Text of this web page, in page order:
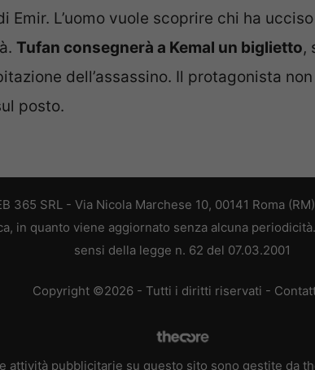
L’uomo vuole scoprire chi ha ucciso
Tufan consegnerà a Kemal un biglietto,
dell’assassino. Il protagonista non
posto.
365 SRL - Via Nicola Marchese 10, 00141 Roma
in quanto viene aggiornato senza alcuna
sensi della legge n. 62 del 07.03.2001
Copyright ©2026 - Tutti i diritti riservati -
attività pubblicitarie su questo sito sono gestite da